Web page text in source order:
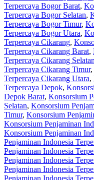
Terpercaya Bogor Barat,
Terpercaya Bogor Selatan,
Terpercaya Bogor Timur,
Terpercaya Bogor Utara,
Terpercaya Cikarang,
Terpercaya Cikarang Barat,
Terpercaya Cikarang Selatan
Terpercaya Cikarang Timur,
Terpercaya Cikarang Utara,
Terpercaya Depok,
Depok Barat, Konsorsium
Selatan, Konsorsium
Timur, Konsorsium
Konsorsium Penjaminan
Konsorsium Penjaminan
Penjaminan Indonesia
Penjaminan Indonesia
Penjaminan Indonesia
Penjaminan Indonesia
Penjaminan Indonesia